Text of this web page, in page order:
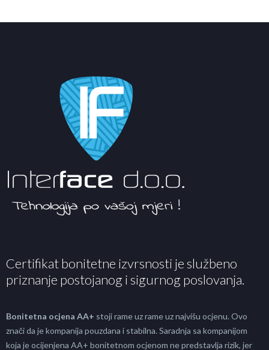
Certifikat bonitetne izvrsnosti je službeno
priznanje postojanog i sigurnog poslovanja.
Bonitetna ocjena AA+ stoji rame uz rame uz najvišu ocjenu. Ovo
znači da je kompanija pouzdana i stabilna. Saradnja sa kompanijom
koja je ocijenjena AA+ bonitetnom ocjenom ne predstavlja rizik, jer